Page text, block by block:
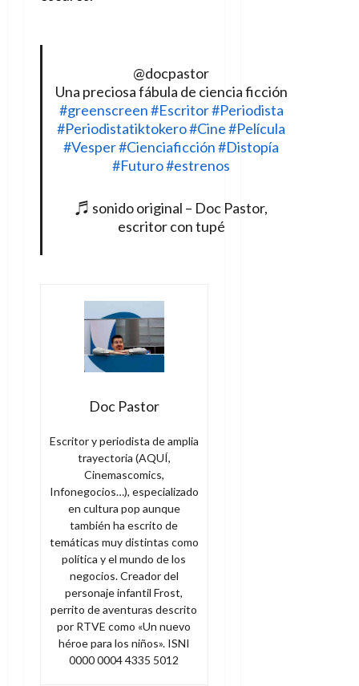
@docpastor
Una preciosa fábula de ciencia ficción
#greenscreen#Escritor#Periodista
#Periodistatiktokero#Cine#Película
#Vesper#Cienciaficción#Distopía
#Futuro#estrenos
♬ sonido original – Doc Pastor,
escritor con tupé
Doc Pastor
Escritor y periodista de amplia
trayectoria (AQUÍ,
Cinemascomics,
Infonegocios…), especializado
en cultura pop aunque
también ha escrito de
temáticas muy distintas como
política y el mundo de los
negocios. Creador del
personaje infantil Frost,
perrito de aventuras descrito
por RTVE como «Un nuevo
héroe para los niños». ISNI
0000 0004 4335 5012